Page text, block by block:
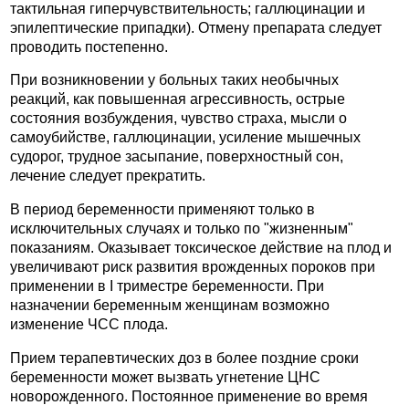
тактильная гиперчувствительность; галлюцинации и
эпилептические припадки). Отмену препарата следует
проводить постепенно.
При возникновении у больных таких необычных
реакций, как повышенная агрессивность, острые
состояния возбуждения, чувство страха, мысли о
самоубийстве, галлюцинации, усиление мышечных
судорог, трудное засыпание, поверхностный сон,
лечение следует прекратить.
В период беременности применяют только в
исключительных случаях и только по "жизненным"
показаниям. Оказывает токсическое действие на плод и
увеличивают риск развития врожденных пороков при
применении в I триместре беременности. При
назначении беременным женщинам возможно
изменение ЧСС плода.
Прием терапевтических доз в более поздние сроки
беременности может вызвать угнетение ЦНС
новорожденного. Постоянное применение во время